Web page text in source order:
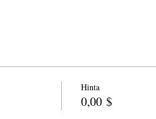
Hinta
0,00 $